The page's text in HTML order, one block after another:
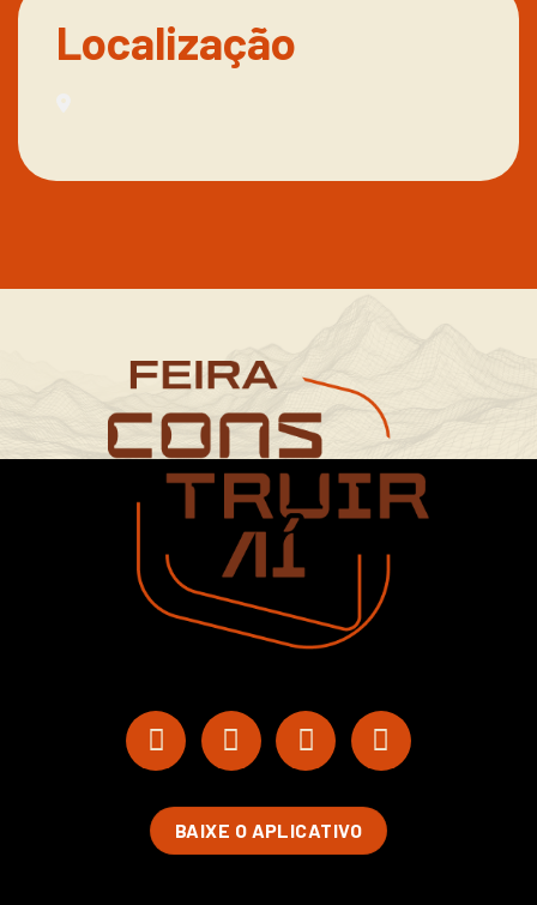
Localização
BAIXE O APLICATIVO